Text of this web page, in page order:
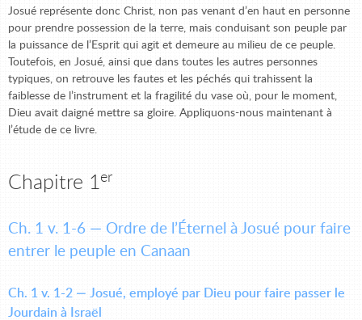
Josué représente donc Christ, non pas venant d’en haut en personne
pour prendre possession de la terre, mais conduisant son peuple par
la puissance de l’Esprit qui agit et demeure au milieu de ce peuple.
Toutefois, en Josué, ainsi que dans toutes les autres personnes
typiques, on retrouve les fautes et les péchés qui trahissent la
faiblesse de l’instrument et la fragilité du vase où, pour le moment,
Dieu avait daigné mettre sa gloire. Appliquons-nous maintenant à
l’étude de ce livre.
Chapitre 1 er
Ch. 1 v. 1-6 — Ordre de l’Éternel à Josué pour faire
entrer le peuple en Canaan
Ch. 1 v. 1-2 — Josué, employé par Dieu pour faire passer le
Jourdain à Israël